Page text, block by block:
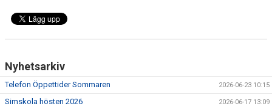
Nyhetsarkiv
Telefon Öppettider Sommaren 2026-06-23 10:15
Simskola hösten 2026 2026-06-17 13:09